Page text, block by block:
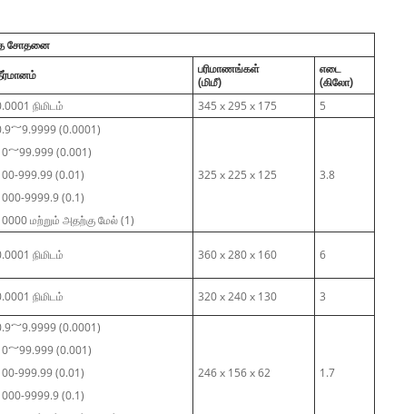
சோதனை
பரிமாணங்கள்
(மிமீ)
எடை
(கிலோ)
நிமிடம் 345 x 295 x 175 5
～9.9999 (0.0001)
～99.999 (0.001)
999.99 (0.01)
9999.9 (0.1)
மற்றும் அதற்கு மேல் (1)
325 x 225 x 125 3.8
நிமிடம் 360 x 280 x 160 6
நிமிடம் 320 x 240 x 130 3
～9.9999 (0.0001)
～99.999 (0.001)
999.99 (0.01)
9999.9 (0.1)
246 x 156 x 62 1.7